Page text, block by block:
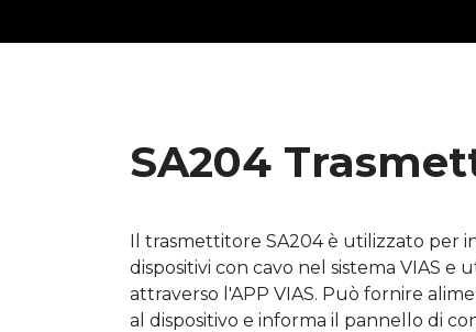
SA204
Il trasmettitore SA204 è utilizzato per
dispositivi con cavo nel sistema VIAS e
attraverso l'APP VIAS. Può fornire
al dispositivo e informa il pannello di